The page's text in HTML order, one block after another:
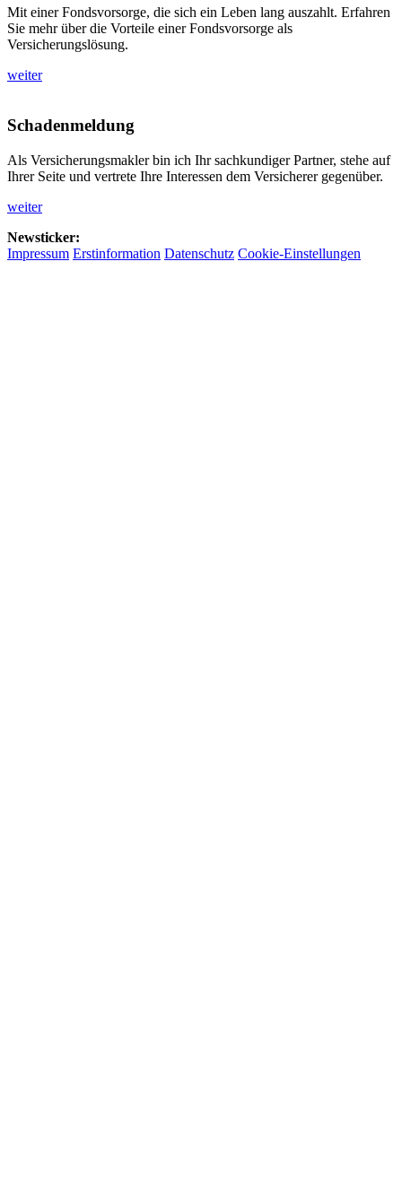
Mit einer Fondsvorsorge, die sich ein Leben lang auszahlt. Erfahren
Sie mehr über die Vorteile einer Fondsvorsorge als
Versicherungslösung.
weiter
Schadenmeldung
Als Versicherungsmakler bin ich Ihr sachkundiger Partner, stehe auf
Ihrer Seite und vertrete Ihre Interessen dem Versicherer gegenüber.
weiter
Newsticker:
Impressum Erstinformation Datenschutz Cookie-Einstellungen